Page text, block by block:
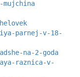
parnej-v-18-
na-2-goda
raznica-v-